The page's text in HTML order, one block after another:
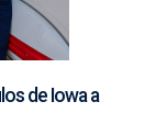
de Iowa a